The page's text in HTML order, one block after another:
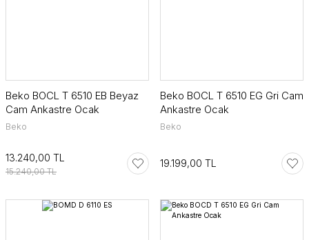
Beko BOCL T 6510 EB Beyaz
Cam Ankastre Ocak
Beko
13.240,00 TL
15.240,00 TL
Beko BOCL T 6510 EG Gri Cam
Ankastre Ocak
Beko
19.199,00 TL